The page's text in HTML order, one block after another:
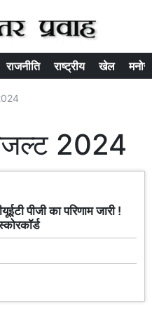
राजनीति राष्ट्रीय खेल
2024
पीजी का परिणाम जारी !